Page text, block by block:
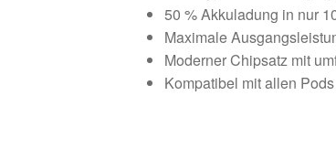
50 % Akkuladung in nur
Maximale
Moderner Chipsatz mit
Kompatibel mit allen